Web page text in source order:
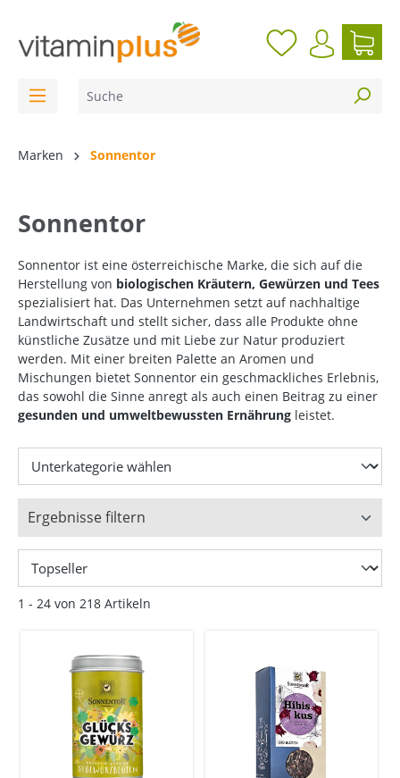
Marken Sonnentor
Sonnentor
Sonnentor ist eine österreichische Marke, die sich auf die
Herstellung von biologischen Kräutern, Gewürzen und Tees
spezialisiert hat. Das Unternehmen setzt auf nachhaltige
Landwirtschaft und stellt sicher, dass alle Produkte ohne
künstliche Zusätze und mit Liebe zur Natur produziert
werden. Mit einer breiten Palette an Aromen und
Mischungen bietet Sonnentor ein geschmackliches Erlebnis,
das sowohl die Sinne anregt als auch einen Beitrag zu einer
gesunden und umweltbewussten Ernährung leistet.
Ergebnisse filtern
1 - 24 von 218 Artikeln